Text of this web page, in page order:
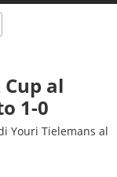
al
1-0
Youri Tielemans al